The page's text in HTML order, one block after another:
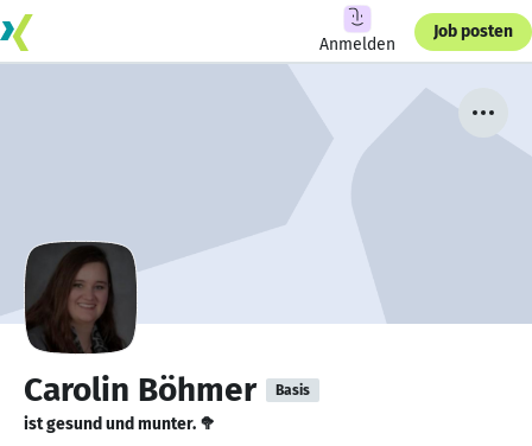
Anmelden
Job posten
Carolin Böhmer Basis
ist gesund und munter. 🥦